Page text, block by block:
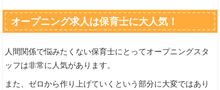
オープニング求人は保育士に大人気！
人間関係で悩みたくない保育士にとってオープニングスタ
ッフは非常に人気があります。
また、ゼロから作り上げていくという部分に大変ではあり